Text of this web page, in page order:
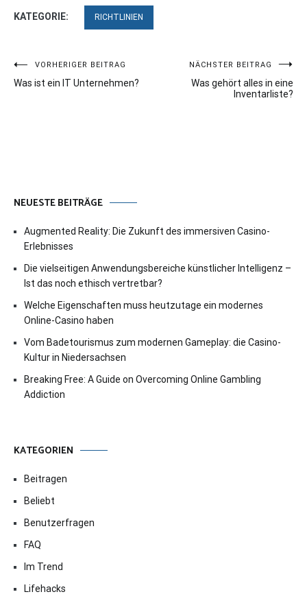
KATEGORIE: RICHTLINIEN
Beitragsnavigation
VORHERIGER BEITRAG
Was ist ein IT Unternehmen?
NÄCHSTER BEITRAG
Was gehört alles in eine
Inventarliste?
NEUESTE BEITRÄGE
Augmented Reality: Die Zukunft des immersiven Casino-
Erlebnisses
Die vielseitigen Anwendungsbereiche künstlicher Intelligenz –
Ist das noch ethisch vertretbar?
Welche Eigenschaften muss heutzutage ein modernes
Online-Casino haben
Vom Badetourismus zum modernen Gameplay: die Casino-
Kultur in Niedersachsen
Breaking Free: A Guide on Overcoming Online Gambling
Addiction
KATEGORIEN
Beitragen
Beliebt
Benutzerfragen
FAQ
Im Trend
Lifehacks